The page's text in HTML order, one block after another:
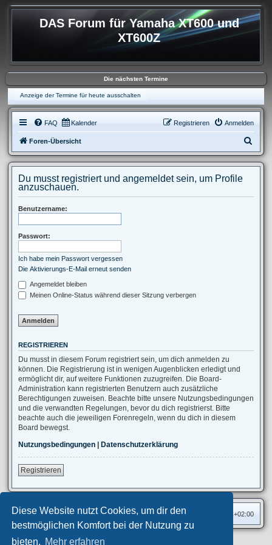
Diese Website nutzt Cookies, um dir den
bestmöglichen Komfort bei der Nutzung zu
bieten. Mehr erfahren
DAS Forum für Yamaha XT600 und
XT600Z
Die nächsten Termine
Anzeige der Termine für heute ausschalten
FAQ Kalender Anmelden
Registrieren
Foren-Übersicht
u
e
Du musst registriert und angemeldet sein, um Profile
anzuschauen.
Benutzername:
Passwort:
Ich habe mein Passwort vergessen
Die Aktivierungs-E-Mail erneut senden
Angemeldet bleiben
Meinen Online-Status während dieser Sitzung verbergen
REGISTRIEREN
Du musst in diesem Forum registriert sein, um dich anmelden zu
können. Die Registrierung ist in wenigen Augenblicken erledigt und
ermöglicht dir, auf weitere Funktionen zuzugreifen. Die Board-
Administration kann registrierten Benutzern auch zusätzliche
Berechtigungen zuweisen. Beachte bitte unsere Nutzungsbedingungen
und die verwandten Regelungen, bevor du dich registrierst. Bitte
beachte auch die jeweiligen Forenregeln, wenn du dich in diesem
Board bewegst.
Nutzungsbedingungen | Datenschutzerklärung
Registrieren
Foren-Übersicht Alle Zeiten sind UTC+02:00